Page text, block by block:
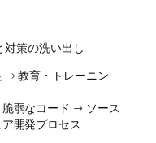
対策の洗い出し
→ 教育・トレーニン
弱なコード → ソース
開発プロセス